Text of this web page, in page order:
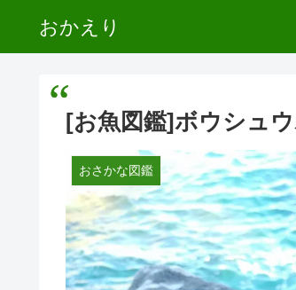
おかえり
[お魚図鑑]ボウシュ
おさかな図鑑